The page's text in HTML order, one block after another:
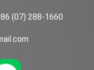
(07) 288-1660